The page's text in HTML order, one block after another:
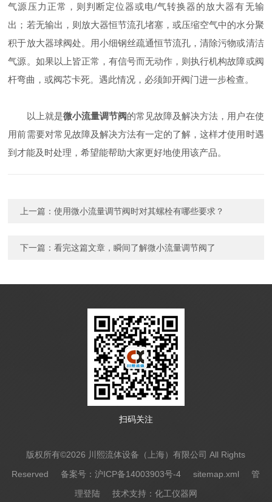
气源压力正常，则判断定位器或电/气转换器的放大器有无输
出；若无输出，则放大器恒节流孔堵塞，或压缩空气中的水分聚
积于放大器球阀处。用小细钢丝疏通恒节流孔，清除污物或清洁
气源。如果以上皆正常，有信号而无动作，则执行机构故障或阀
杆弯曲，或阀芯卡死。遇此情况，必须卸开阀门进一步检查。
以上就是微小流量调节阀的常见故障及解决方法，用户在使
用前需要对常见故障及解决方法有一定的了解，这样才使用时遇
到才能及时处理，希望能帮助大家更好地使用该产品。
上一篇：使用微小流量调节阀时对其螺栓有哪些要求？
下一篇：看完这篇文章，瞬间了解微小流量调节阀了
扫码关注
版权所有©2026 川熙流体设备（上海）有限公司 All Rights
Reserved备案号：沪ICP备14003903号-4 sitemap.xml
管
理登陆技术支持： 化工仪器网